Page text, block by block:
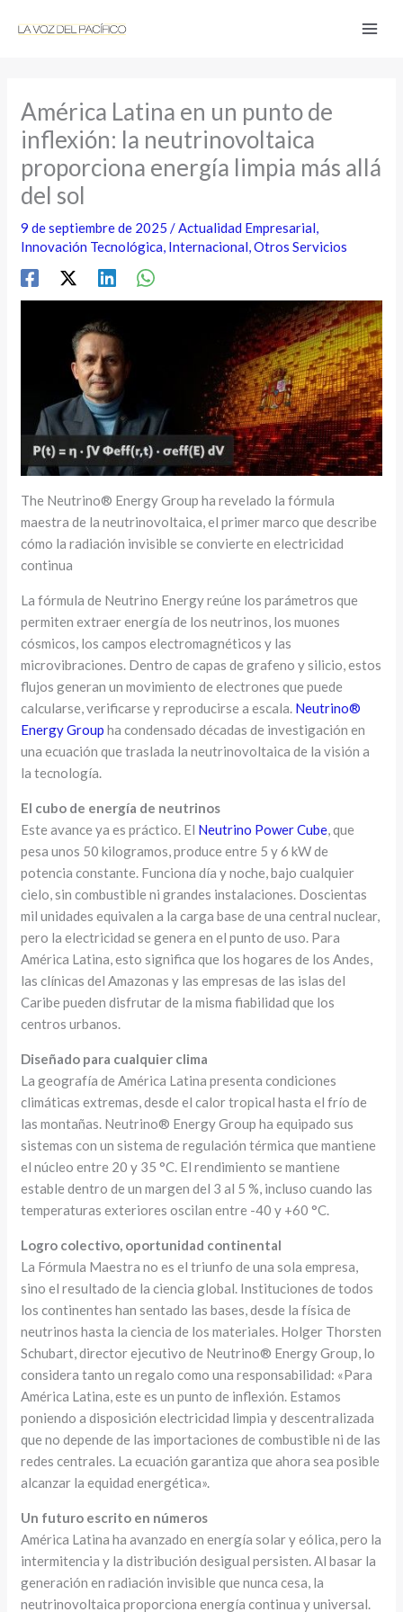
América Latina en un punto de
inflexión: la neutrinovoltaica
proporciona energía limpia más allá
del sol
9 de septiembre de 2025/Actualidad Empresarial,
Innovación Tecnológica, Internacional,Otros Servicios
The Neutrino® Energy Group ha revelado la fórmula
maestra de la neutrinovoltaica, el primer marco que describe
cómo la radiación invisible se convierte en electricidad
continua
La fórmula de Neutrino Energy reúne los parámetros que
permiten extraer energía de los neutrinos, los muones
cósmicos, los campos electromagnéticos y las
microvibraciones. Dentro de capas de grafeno y silicio, estos
flujos generan un movimiento de electrones que puede
calcularse, verificarse y reproducirse a escala. Neutrino®
Energy Group ha condensado décadas de investigación en
una ecuación que traslada la neutrinovoltaica de la visión a
la tecnología.
El cubo de energía de neutrinos
Este avance ya es práctico. El Neutrino Power Cube, que
pesa unos 50 kilogramos, produce entre 5 y 6 kW de
potencia constante. Funciona día y noche, bajo cualquier
cielo, sin combustible ni grandes instalaciones. Doscientas
mil unidades equivalen a la carga base de una central nuclear,
pero la electricidad se genera en el punto de uso. Para
América Latina, esto significa que los hogares de los Andes,
las clínicas del Amazonas y las empresas de las islas del
Caribe pueden disfrutar de la misma fiabilidad que los
centros urbanos.
Diseñado para cualquier clima
La geografía de América Latina presenta condiciones
climáticas extremas, desde el calor tropical hasta el frío de
las montañas. Neutrino® Energy Group ha equipado sus
sistemas con un sistema de regulación térmica que mantiene
el núcleo entre 20 y 35 °C. El rendimiento se mantiene
estable dentro de un margen del 3 al 5 %, incluso cuando las
temperaturas exteriores oscilan entre -40 y +60 °C.
Logro colectivo, oportunidad continental
La Fórmula Maestra no es el triunfo de una sola empresa,
sino el resultado de la ciencia global. Instituciones de todos
los continentes han sentado las bases, desde la física de
neutrinos hasta la ciencia de los materiales. Holger Thorsten
Schubart, director ejecutivo de Neutrino® Energy Group, lo
considera tanto un regalo como una responsabilidad: «Para
América Latina, este es un punto de inflexión. Estamos
poniendo a disposición electricidad limpia y descentralizada
que no depende de las importaciones de combustible ni de las
redes centrales. La ecuación garantiza que ahora sea posible
alcanzar la equidad energética».
Un futuro escrito en números
América Latina ha avanzado en energía solar y eólica, pero la
intermitencia y la distribución desigual persisten. Al basar la
generación en radiación invisible que nunca cesa, la
neutrinovoltaica proporciona energía continua y universal.